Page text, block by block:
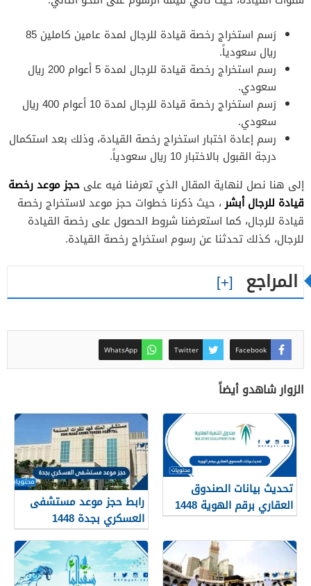
رَسم استخراج رخصة قيادة للرجال لمدة عامين كاملين 85
ريال سعودياً.
رسم استخراج رخصة قيادة للرجال لمدة 5 أعوام 200 ريال
سعودي.
رَسم استخراج رخصة قيادة للرجال لمدة 10 أعوام 400 ريال
سعودي.
رسم إعادة اختبار استخراج رخصة القيادة، وذلك بعد استكمال
درجة القبول بالاختبار 10 ريال سعودياً.
إلى هنا نصل لنهاية المقال الذي تعرفنا فيه على حجز موعد رخصة
قيادة للرجال أبشر، حيث ذكرنا خطوات حجز موعد لاستخراج رخصة
قيادة للرجال، كما استعرضنا شروط الحصول على رخصة القيادة
للرجال، كذلك تحدثنا عن رسوم استخراج رخصة القيادة.
المراجع
Facebook
Twitter
WhatsApp
الزوار شاهدو أيضاً
تحديث بيانات الصندوق
العقاري برقم الهوية 1448
الرابط والخطوات
رابط حجز موعد مستشفى
العسكري بجدة 1448